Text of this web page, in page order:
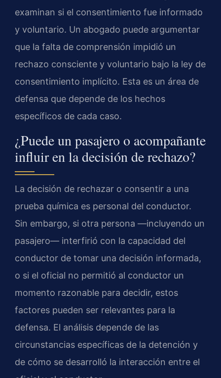
examinan si el consentimiento fue informado
y voluntario. Un abogado puede argumentar
que la falta de comprensión impidió un
rechazo consciente y voluntario bajo la ley de
consentimiento implícito. Esta es un área de
defensa que depende de los hechos
específicos de cada caso.
¿Puede un pasajero o acompañante
influir en la decisión de rechazo?
La decisión de rechazar o consentir a una
prueba química es personal del conductor.
Sin embargo, si otra persona —incluyendo un
pasajero— interfirió con la capacidad del
conductor de tomar una decisión informada,
o si el oficial no permitió al conductor un
momento razonable para decidir, estos
factores pueden ser relevantes para la
defensa. El análisis depende de las
circunstancias específicas de la detención y
de cómo se desarrolló la interacción entre el